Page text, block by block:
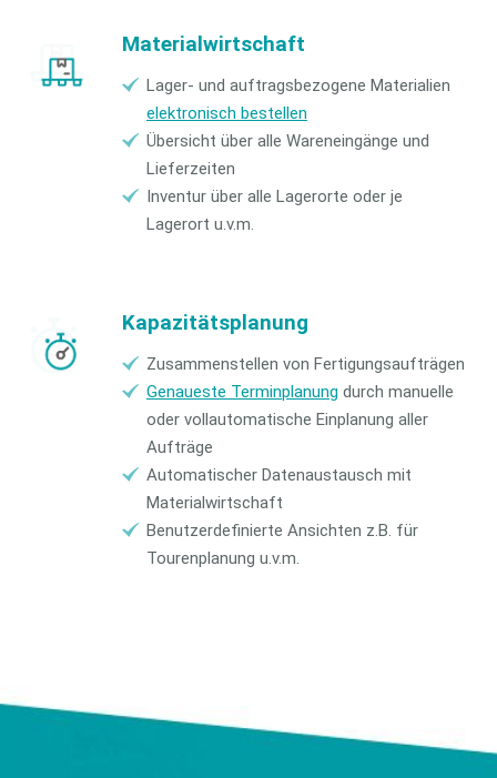
Materialwirtschaft
Lager- und auftragsbezogene Materialien
elektronisch bestellen
Übersicht über alle Wareneingänge und
Lieferzeiten
Inventur über alle Lagerorte oder je
Lagerort u.v.m.
Kapazitätsplanung
Zusammenstellen von Fertigungsaufträgen
Genaueste Terminplanung durch manuelle
oder vollautomatische Einplanung aller
Aufträge
Automatischer Datenaustausch mit
Materialwirtschaft
Benutzerdefinierte Ansichten z.B. für
Tourenplanung u.v.m.